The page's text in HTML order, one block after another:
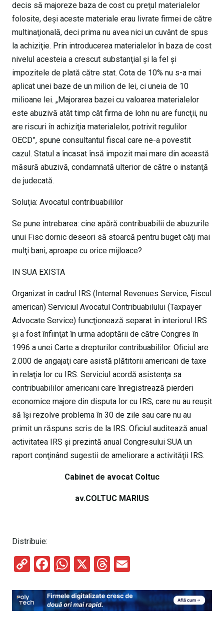
decis să majoreze baza de cost cu preţul materialelor
folosite, deşi aceste materiale erau livrate firmei de către
multinaţională, deci prima nu avea nici un cuvânt de spus
la achiziţie. Prin introducerea materialelor în baza de cost
nivelul acesteia a crescut substanţial şi la fel şi
impozitele de plată către stat. Cota de 10% nu s-a mai
aplicat unei baze de un milion de lei, ci uneia de 10
milioane lei. „Majorarea bazei cu valoarea materialelor
este abuzivă atât timp cât firma de lohn nu are funcţii, nu
are riscuri în achiziţia materialelor, potrivit regulilor
OECD”, spune consultantul fiscal care ne-a povestit
cazul. Statul a încasat însă impozit mai mare din această
măsură abuzivă, condamnată ulterior de către o instanţă
de judecată.
Soluţia: Avocatul contribuabililor
Se pune întrebarea: cine apără contribuabilii de abuzurile
unui Fisc dornic deseori să stoarcă pentru buget câţi mai
mulţi bani, aproape cu orice mijloace?
IN SUA EXISTA
Organizat în cadrul IRS (Internal Revenues Service, Fiscul
american) Serviciul Avocatul Contribuabilului (Taxpayer
Advocate Service) funcţionează separat în interiorul IRS
şi a fost înfiinţat în urma adoptării de către Congres în
1996 a unei Carte a drepturilor contribuabililor. Oficiul are
2.000 de angajaţi care asistă plătitorii americani de taxe
în relaţia lor cu IRS. Serviciul acordă asistenţa sa
contribuabililor americani care înregistrează pierderi
economice majore din disputa lor cu IRS, care nu au reuşit
să îşi rezolve problema în 30 de zile sau care nu au
primit un răspuns scris de la IRS. Oficiul auditează anual
activitatea IRS şi prezintă anual Congresului SUA un
raport conţinând sugestii de ameliorare a activităţii IRS.
Cabinet de avocat Coltuc
av.COLTUC MARIUS
Distribuie:
C
py
Li
F
ce
b
W
at
s
X
T
e
a
ail